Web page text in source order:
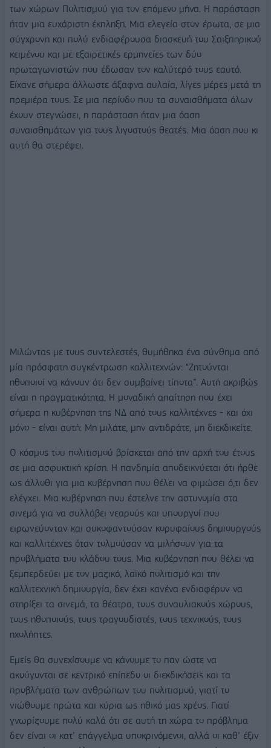
των χώρων Πολιτισμού για τον επόμενο μήνα. Η παράσταση
ήταν μια ευχάριστη έκπληξη. Μια ελεγεία στον έρωτα, σε μια
σύγχρονη και πολύ ενδιαφέρουσα διασκευή του Σαιξπηρικού
κειμένου και με εξαιρετικές ερμηνείες των δύο
πρωταγωνιστών που έδωσαν τον καλύτερό τους εαυτό.
Είχανε σήμερα άλλωστε άξαφνα αυλαία, λίγες μέρες μετά τη
πρεμιέρα τους. Σε μια περίοδο που τα συναισθήματα όλων
έχουν στεγνώσει, η παράσταση ήταν μια όαση
συναισθημάτων για τους λιγοστούς θεατές. Μια όαση που κι
αυτή θα στερέψει.
Μιλώντας με τους συντελεστές, θυμήθηκα ένα σύνθημα από
μία πρόσφατη συγκέντρωση καλλιτεχνών: “Ζητούνται
ηθοποιοί να κάνουν ότι δεν συμβαίνει τίποτα”. Αυτή ακριβώς
είναι η πραγματικότητα. Η μοναδική απαίτηση που έχει
σήμερα η κυβέρνηση της ΝΔ από τους καλλιτέχνες - και όχι
μόνο - είναι αυτή: Μη μιλάτε, μην αντιδράτε, μη διεκδικείτε.
Ο κόσμος του πολιτισμού βρίσκεται από την αρχή του έτους
σε μια ασφυκτική κρίση. Η πανδημία αποδεικνύεται ότι ήρθε
ως άλλοθι για μια κυβέρνηση που θέλει να φιμώσει ό,τι δεν
ελέγχει. Μια κυβέρνηση που έστελνε την αστυνομία στα
σινεμά για να συλλάβει νεαρούς και υπουργοί που
ειρωνεύονταν και συκοφαντούσαν κορυφαίους δημιουργούς
και καλλιτέχνες όταν τολμούσαν να μιλήσουν για τα
προβλήματα του κλάδου τους. Μια κυβέρνηση που θέλει να
ξεμπερδεύει με τον μαζικό, λαϊκό πολιτισμό και την
καλλιτεχνική δημιουργία, δεν έχει κανένα ενδιαφέρον να
στηρίξει τα σινεμά, τα θέατρα, τους συναυλιακούς χώρους,
τους ηθοποιούς, τους τραγουδιστές, τους τεχνικούς, τους
ηχολήπτες.
Εμείς θα συνεχίσουμε να κάνουμε το παν ώστε να
ακούγονται σε κεντρικό επίπεδο οι διεκδικήσεις και τα
προβλήματα των ανθρώπων του πολιτισμού, γιατί το
νιώθουμε πρώτα και κύρια ως ηθικό μας χρέος. Γιατί
γνωρίζουμε πολύ καλά ότι σε αυτή τη χώρα το πρόβλημα
δεν είναι οι κατ’ επάγγελμα υποκρινόμενοι, αλλά οι καθ’ έξιν